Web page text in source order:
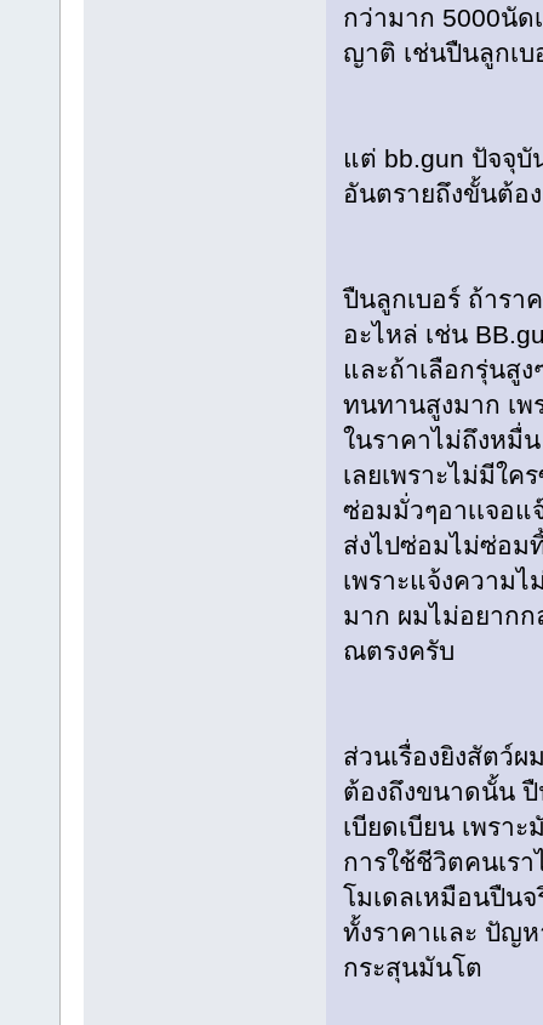
กว่ามาก 5000นั
ญาติ เช่นปืนลูกเ
แต่ bb.gun ปัจจุ
อันตรายถึงขั้นต้อ
ปืนลูกเบอร์ ถ้ารา
อะไหล่ เช่น
และถ้าเลือกรุ่นสู
ทนทานสูงมาก เพ
ในราคาไม่ถึงหมื่
เลยเพราะไม่มีใค
ซ่อมมั่วๆอาเเจอ
ส่งไปซ่อมไม่ซ่อม
เพราะแจ้งความ
มาก ผมไม่อยากก
ณตรงครับ
ส่วนเรื่องยิงสัตว์
ต้องถึงขนาดนั้น
เบียดเบียน เพรา
การใช้ชีวิตคนเร
โมเดลเหมือนปืนจ
ทั้งราคาและ ปัญห
กระสุนมันโต